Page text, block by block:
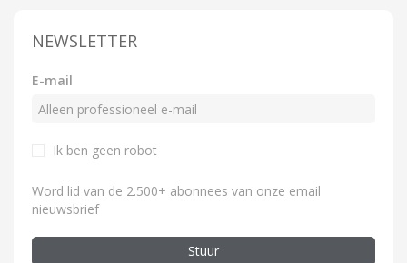
NEWSLETTER
E-mail
Ik ben geen robot
Word lid van de 2.500+ abonnees van onze email
nieuwsbrief
Stuur